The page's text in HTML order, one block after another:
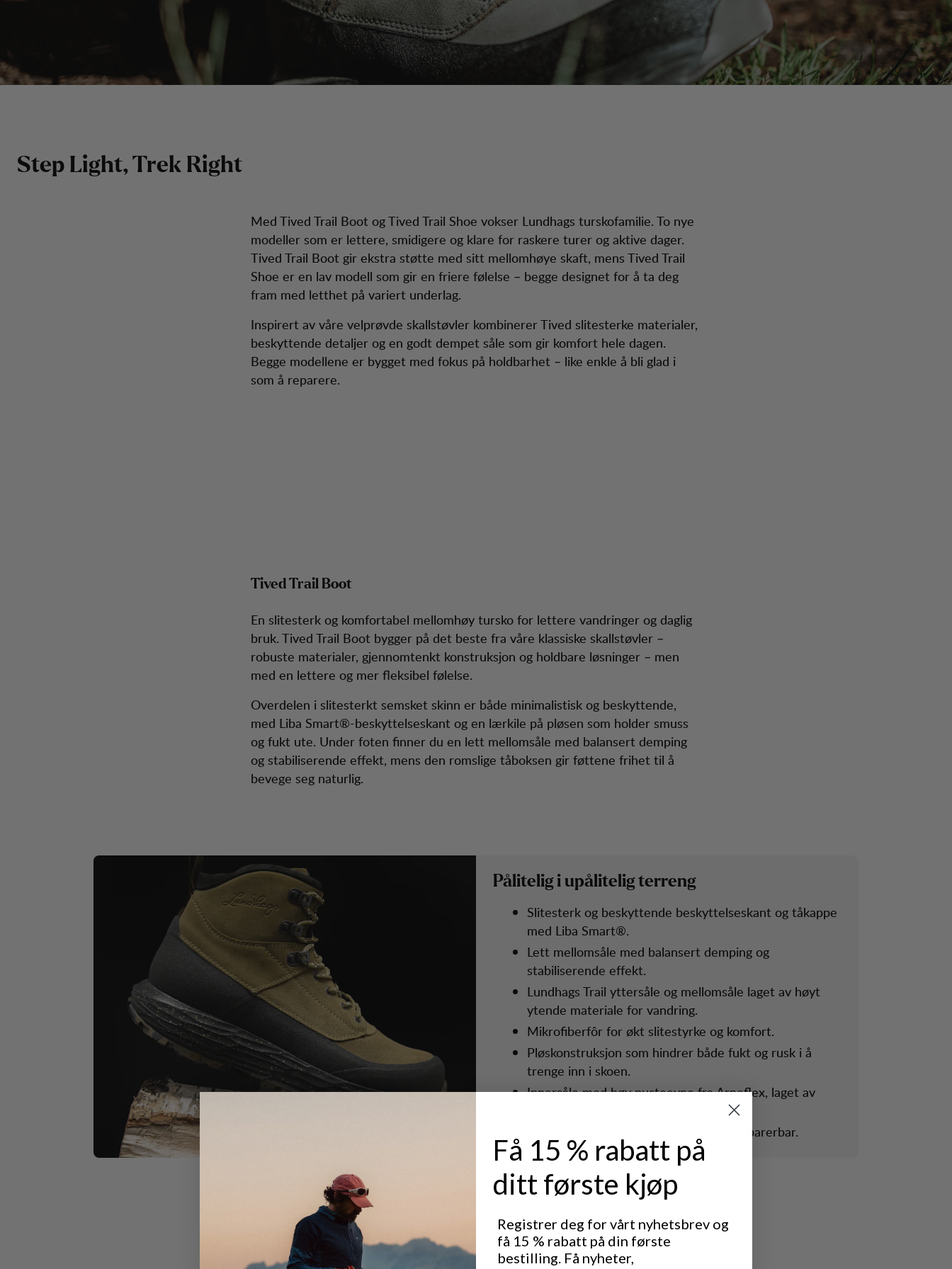
Step Light, Trek Right
Med Tived Trail Boot og Tived Trail Shoe vokser Lundhags turskofamilie. To nye
modeller som er lettere, smidigere og klare for raskere turer og aktive dager.
Tived Trail Boot gir ekstra støtte med sitt mellomhøye skaft, mens Tived Trail
Shoe er en lav modell som gir en friere følelse – begge designet for å ta deg
fram med letthet på variert underlag.
Inspirert av våre velprøvde skallstøvler kombinerer Tived slitesterke materialer,
beskyttende detaljer og en godt dempet såle som gir komfort hele dagen.
Begge modellene er bygget med fokus på holdbarhet – like enkle å bli glad i
som å reparere.
Tived Trail Boot
En slitesterk og komfortabel mellomhøy tursko for lettere vandringer og daglig
bruk. Tived Trail Boot bygger på det beste fra våre klassiske skallstøvler –
robuste materialer, gjennomtenkt konstruksjon og holdbare løsninger – men
med en lettere og mer fleksibel følelse.
Overdelen i slitesterkt semsket skinn er både minimalistisk og beskyttende,
med Liba Smart®-beskyttelseskant og en lærkile på pløsen som holder smuss
og fukt ute. Under foten finner du en lett mellomsåle med balansert demping
og stabiliserende effekt, mens den romslige tåboksen gir føttene frihet til å
bevege seg naturlig.
Pålitelig i upålitelig terreng
Slitesterk og beskyttende beskyttelseskant og tåkappe
med Liba Smart®.
Lett mellomsåle med balansert demping og
stabiliserende effekt.
Lundhags Trail yttersåle og mellomsåle laget av høyt
ytende materiale for vandring.
Mikrofiberfôr for økt slitestyrke og komfort.
Pløskonstruksjon som hindrer både fukt og rusk i å
trenge inn i skoen.
Innersåle med høy pusteevne fra Arneflex, laget av
stabiliserende PU med god demping.
Sålen kan byttes ut, og overdelen er reparerbar.
Fra skisse til Tived Trail Boot
Få 15 % rabatt på
ditt første kjøp
Registrer deg for vårt nyhetsbrev og
få 15 % rabatt på din første
bestilling. Få nyheter,